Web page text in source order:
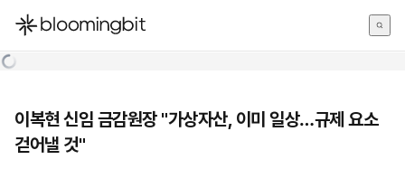
한국어
이복현 신임 금감원장 "가상자산, 이미 일상…규제 요소
걷어낼 것"